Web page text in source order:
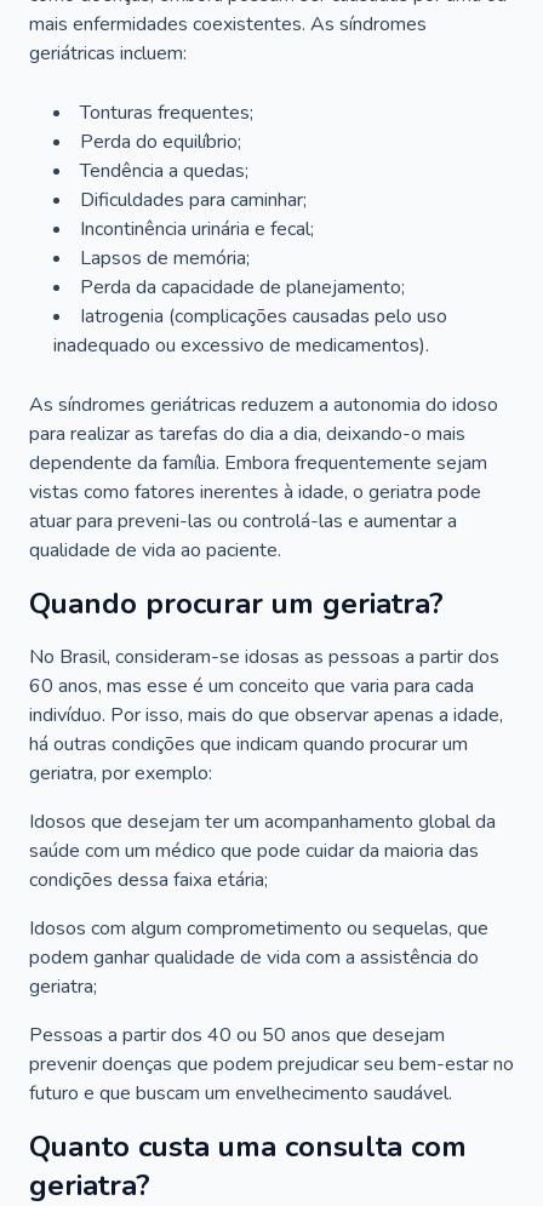
mais enfermidades coexistentes. As síndromes
geriátricas incluem:
Tonturas frequentes;
Perda do equilíbrio;
Tendência a quedas;
Dificuldades para caminhar;
Incontinência urinária e fecal;
Lapsos de memória;
Perda da capacidade de planejamento;
Iatrogenia (complicações causadas pelo uso
inadequado ou excessivo de medicamentos).
As síndromes geriátricas reduzem a autonomia do idoso
para realizar as tarefas do dia a dia, deixando-o mais
dependente da família. Embora frequentemente sejam
vistas como fatores inerentes à idade, o geriatra pode
atuar para preveni-las ou controlá-las e aumentar a
qualidade de vida ao paciente.
Quando procurar um geriatra?
No Brasil, consideram-se idosas as pessoas a partir dos
60 anos, mas esse é um conceito que varia para cada
indivíduo. Por isso, mais do que observar apenas a idade,
há outras condições que indicam quando procurar um
geriatra, por exemplo:
Idosos que desejam ter um acompanhamento global da
saúde com um médico que pode cuidar da maioria das
condições dessa faixa etária;
Idosos com algum comprometimento ou sequelas, que
podem ganhar qualidade de vida com a assistência do
geriatra;
Pessoas a partir dos 40 ou 50 anos que desejam
prevenir doenças que podem prejudicar seu bem-estar no
futuro e que buscam um envelhecimento saudável.
Quanto custa uma consulta com
geriatra?